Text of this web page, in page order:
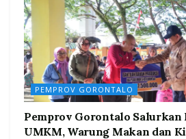
PEMPROV GORONTALO
Pemprov Gorontalo Salurkan
UMKM, Warung Makan dan